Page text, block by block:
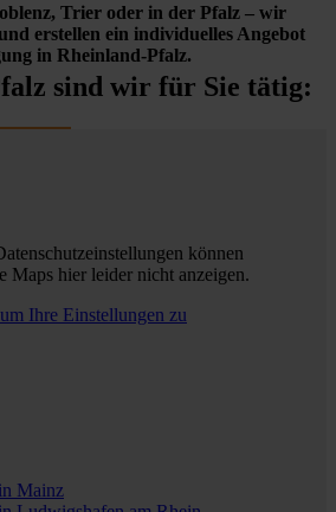
Trier oder in der Pfalz – wir
erstellen ein individuelles Angebot
in Rheinland-Pfalz.
sind wir für Sie tätig:
können
Maps hier leider nicht anzeigen.
Ihre Einstellungen zu
Mainz